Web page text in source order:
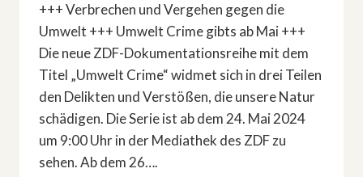
+++ Verbrechen und Vergehen gegen die
Umwelt +++ Umwelt Crime gibts ab Mai +++
Die neue ZDF-Dokumentationsreihe mit dem
Titel „Umwelt Crime“ widmet sich in drei Teilen
den Delikten und Verstößen, die unsere Natur
schädigen. Die Serie ist ab dem 24. Mai 2024
um 9:00 Uhr in der Mediathek des ZDF zu
sehen. Ab dem 26….